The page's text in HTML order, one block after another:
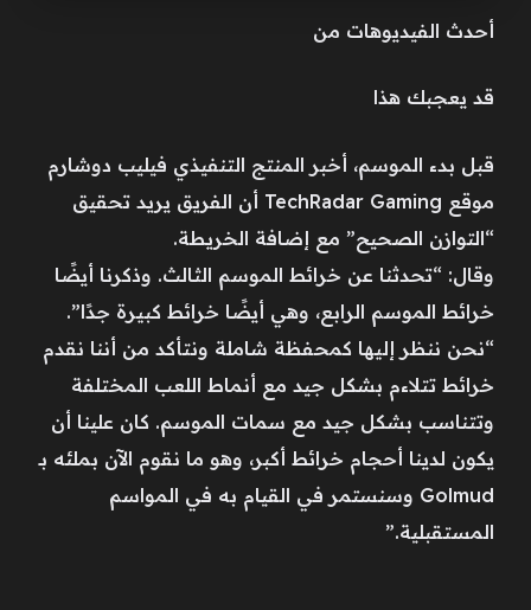
أحدث الفيديوهات من
قد يعجبك هذا
قبل بدء الموسم، أخبر المنتج التنفيذي فيليب دوشارم
موقع TechRadar Gaming أن الفريق يريد تحقيق
“التوازن الصحيح” مع إضافة الخريطة.
وقال: “تحدثنا عن خرائط الموسم الثالث. وذكرنا أيضًا
خرائط الموسم الرابع، وهي أيضًا خرائط كبيرة جدًا”.
“نحن ننظر إليها كمحفظة شاملة ونتأكد من أننا نقدم
خرائط تتلاءم بشكل جيد مع أنماط اللعب المختلفة
وتتناسب بشكل جيد مع سمات الموسم. كان علينا أن
يكون لدينا أحجام خرائط أكبر، وهو ما نقوم الآن بملئه بـ
Golmud وسنستمر في القيام به في المواسم
المستقبلية.”